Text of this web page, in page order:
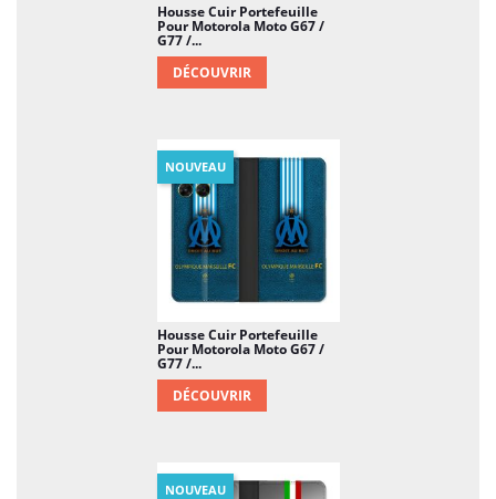
Housse Cuir Portefeuille
Pour Motorola Moto G67 /
G77 /...
DÉCOUVRIR
Housse Cuir Portefeuille
Pour Motorola Moto G67 /
G77 /...
DÉCOUVRIR
NOUVEAU
NOUVEAU